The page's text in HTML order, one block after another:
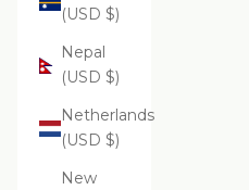
(USD $)
Nepal
(USD $)
Netherlands
(USD $)
New